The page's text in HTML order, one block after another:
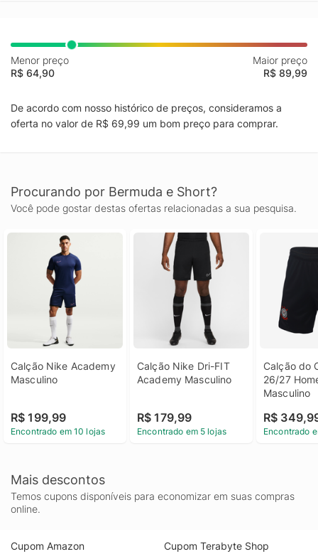
Menor preço
R$ 64,90
Maior preço
R$ 89,99
De acordo com nosso histórico de preços, consideramos a
oferta no valor de R$ 69,99 um bom preço para comprar.
Procurando por Bermuda e Short?
Você pode gostar destas ofertas relacionadas a sua pesquisa.
Calção Nike Academy
Masculino
R$ 199,99
Encontrado em 10 lojas
Calção Nike Dri-FIT
Academy Masculino
R$ 179,99
Encontrado em 5 lojas
Calção do
26/27
Masculino
R$
Encontrado
Mais descontos
Temos cupons disponíveis para economizar em suas compras
online.
Cupom Amazon
Cupom Terabyte Shop